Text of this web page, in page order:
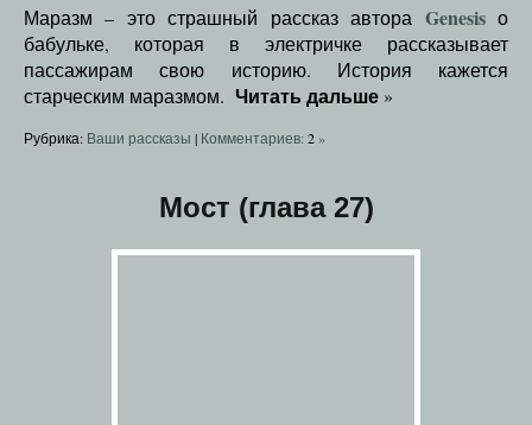
Маразм – это страшный рассказ автора Genesisо
бабульке, которая в электричке рассказывает
пассажирам свою историю. История кажется
старческим маразмом. Читать дальше »
Рубрика: Ваши рассказы | Комментариев: 2»
Мост (глава 27)